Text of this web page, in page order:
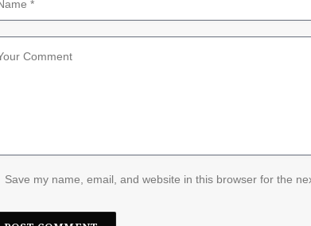
Save my name, email, and website in this browser for the